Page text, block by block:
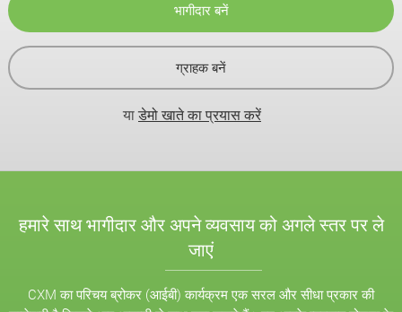
भागीदार बनें
ग्राहक बनें
याडेमो खाते का प्रयास करें
हमारे साथ भागीदार और अपने व्यवसाय को अगले स्तर पर ले
जाएं
CXM का परिचय ब्रोकर (आईबी) कार्यक्रम एक सरल और सीधा प्रकार की